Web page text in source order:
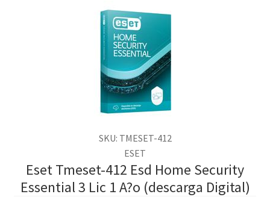
SKU: TMESET-412
ESET
Eset Tmeset-412 Esd Home Security
Essential 3 Lic 1 A?o (descarga Digital)